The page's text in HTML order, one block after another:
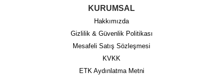
KURUMSAL
Hakkımızda
Gizlilik & Güvenlik Politikası
Mesafeli Satış Sözleşmesi
KVKK
ETK Aydınlatma Metni